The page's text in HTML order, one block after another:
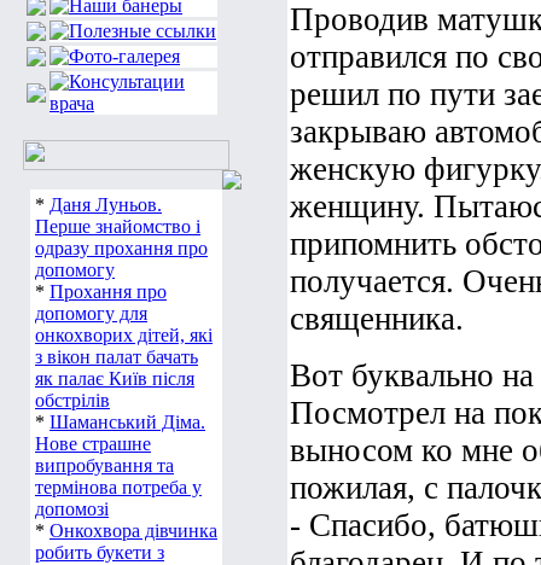
* Даня Луньов.
Перше знайомство і
одразу прохання про
допомогу
* Прохання про
допомогу для
онкохворих дітей, які
з вікон палат бачать
як палає Київ після
обстрілів
* Шаманський Діма.
Нове страшне
випробування та
термінова потреба у
допомозі
* Онкохвора дівчинка
робить букети з
Проводив
отправился по
решил по пути
закрываю
женскую
женщину.
припомнить
получается.
священника.
Вот буквально
Посмотрел на
выносом ко мне
пожилая, с
- Спасибо,